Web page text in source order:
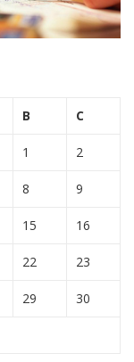
B C
1 2
8 9
15 16
22 23
29 30